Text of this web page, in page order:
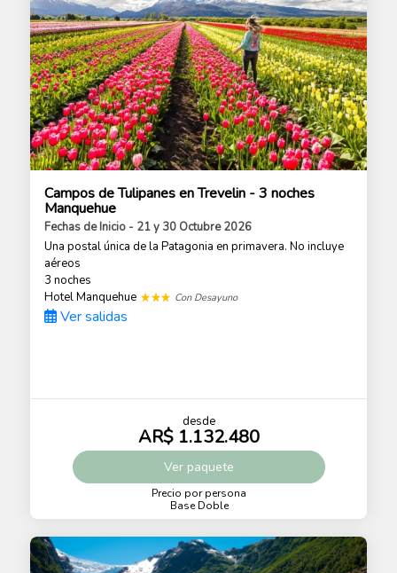
Campos de Tulipanes en Trevelin - 3 noches
Manquehue
Fechas de Inicio - 21 y 30 Octubre 2026
Una postal única de la Patagonia en primavera. No incluye
aéreos
3 noches
Hotel Manquehue
Con Desayuno
Ver salidas
desde
AR$ 1.132.480
Ver paquete
Precio por persona
Base Doble